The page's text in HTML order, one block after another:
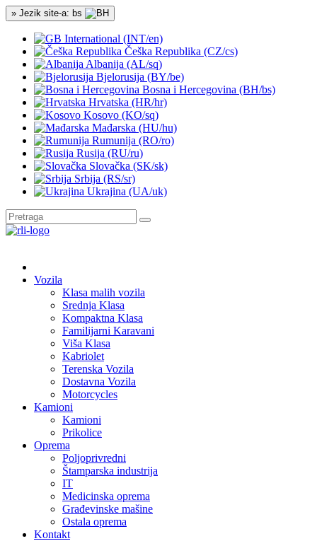
» Jezik site-a: bs
International (INT/en)
Češka Republika (CZ/cs)
Albanija (AL/sq)
Bjelorusija (BY/be)
Bosna i Hercegovina (BH/bs)
Hrvatska (HR/hr)
Kosovo (KO/sq)
Mađarska (HU/hu)
Rumunija (RO/ro)
Rusija (RU/ru)
Slovačka (SK/sk)
Srbija (RS/sr)
Ukrajina (UA/uk)
Vozila
Klasa malih vozila
Srednja Klasa
Kompaktna Klasa
Familijarni Karavani
Viša Klasa
Kabriolet
Terenska Vozila
Dostavna Vozila
Motorcycles
Kamioni
Kamioni
Prikolice
Oprema
Poljoprivredni
Štamparska industrija
IT
Medicinska oprema
Građevinske mašine
Ostala oprema
Kontakt